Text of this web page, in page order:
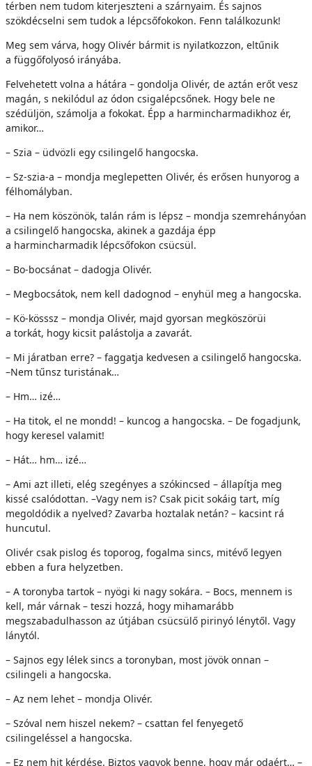
térben nem tudom kiterjeszteni a szárnyaim. És sajnos
szökdécselni sem tudok a lépcsőfokokon. Fenn találkozunk!
Meg sem várva, hogy Olivér bármit is nyilatkozzon, eltűnik
a függőfolyosó irányába.
Felvehetett volna a hátára – gondolja Olivér, de aztán erőt vesz
magán, s nekilódul az ódon csigalépcsőnek. Hogy bele ne
szédüljön, számolja a fokokat. Épp a harmincharmadikhoz ér,
amikor…
– Szia – üdvözli egy csilingelő hangocska.
– Sz-szia-a – mondja meglepetten Olivér, és erősen hunyorog a
félhomályban.
– Ha nem köszönök, talán rám is lépsz – mondja szemrehányóan
a csilingelő hangocska, akinek a gazdája épp
a harmincharmadik lépcsőfokon csücsül.
– Bo-bocsánat – dadogja Olivér.
– Megbocsátok, nem kell dadognod – enyhül meg a hangocska.
– Kö-kösssz – mondja Olivér, majd gyorsan megköszörüi
a torkát, hogy kicsit palástolja a zavarát.
– Mi járatban erre? – faggatja kedvesen a csilingelő hangocska.
–Nem tűnsz turistának…
– Hm… izé…
– Ha titok, el ne mondd! – kuncog a hangocska. – De fogadjunk,
hogy keresel valamit!
– Hát… hm… izé…
– Ami azt illeti, elég szegényes a szókincsed – állapítja meg
kissé csalódottan. –Vagy nem is? Csak picit sokáig tart, míg
megoldódik a nyelved? Zavarba hoztalak netán? – kacsint rá
huncutul.
Olivér csak pislog és toporog, fogalma sincs, mitévő legyen
ebben a fura helyzetben.
– A toronyba tartok – nyögi ki nagy sokára. – Bocs, mennem is
kell, már várnak – teszi hozzá, hogy mihamarább
megszabadulhasson az útjában csücsülő pirinyó lénytől. Vagy
lánytól.
– Sajnos egy lélek sincs a toronyban, most jövök onnan –
csilingeli a hangocska.
– Az nem lehet – mondja Olivér.
– Szóval nem hiszel nekem? – csattan fel fenyegető
csilingeléssel a hangocska.
– Ez nem hit kérdése. Biztos vagyok benne, hogy már odaért… –